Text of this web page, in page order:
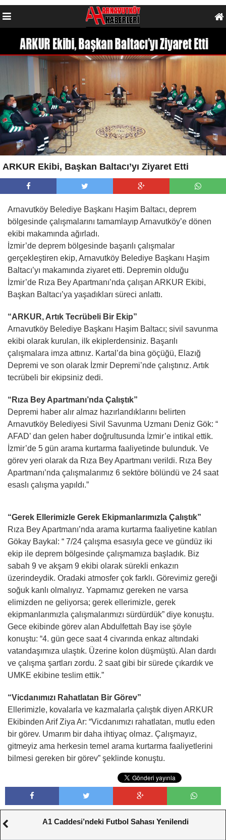
ARKUR Ekibi, Başkan Baltacı’yı Ziyaret Etti
Arnavutköy Belediye Başkanı Haşim Baltacı, deprem
bölgesinde çalışmalarını tamamlayıp Arnavutköy’e dönen
ekibi makamında ağırladı.
İzmir’de deprem bölgesinde başarılı çalışmalar
gerçekleştiren ekip, Arnavutköy Belediye Başkanı Haşim
Baltacı’yı makamında ziyaret etti. Depremin olduğu
İzmir’de Rıza Bey Apartmanı’nda çalışan ARKUR Ekibi,
Başkan Baltacı’ya yaşadıkları süreci anlattı.
“ARKUR, Artık Tecrübeli Bir Ekip”
Arnavutköy Belediye Başkanı Haşim Baltacı; sivil savunma
ekibi olarak kurulan, ilk ekiplerdensiniz. Başarılı
çalışmalara imza attınız. Kartal’da bina göçüğü, Elazığ
Depremi ve son olarak İzmir Depremi’nde çalıştınız. Artık
tecrübeli bir ekipsiniz dedi.
“Rıza Bey Apartmanı’nda Çalıştık”
Depremi haber alır almaz hazırlandıklarını belirten
Arnavutköy Belediyesi Sivil Savunma Uzmanı Deniz Gök: “
AFAD’ dan gelen haber doğrultusunda İzmir’e intikal ettik.
İzmir’de 5 gün arama kurtarma faaliyetinde bulunduk. Ve
görev yeri olarak da Rıza Bey Apartmanı verildi. Rıza Bey
Apartmanı’nda çalışmalarımız 6 sektöre bölündü ve 24 saat
esaslı çalışma yapıldı.”
“Gerek Ellerimizle Gerek Ekipmanlarımızla Çalıştık”
Rıza Bey Apartmanı’nda arama kurtarma faaliyetine katılan
Gökay Baykal: “ 7/24 çalışma esasıyla gece ve gündüz iki
ekip ile deprem bölgesinde çalışmamıza başladık. Biz
sabah 9 ve akşam 9 ekibi olarak sürekli enkazın
üzerindeydik. Oradaki atmosfer çok farklı. Görevimiz gereği
soğuk kanlı olmalıyız. Yapmamız gereken ne varsa
elimizden ne geliyorsa; gerek ellerimizle, gerek
ekipmanlarımızla çalışmalarımızı sürdürdük” diye konuştu.
Gece ekibinde görev alan Abdulfettah Bay ise şöyle
konuştu: “4. gün gece saat 4 civarında enkaz altındaki
vatandaşımıza ulaştık. Üzerine kolon düşmüştü. Alan dardı
ve çalışma şartları zordu. 2 saat gibi bir sürede çıkardık ve
UMKE ekibine teslim ettik.”
“Vicdanımızı Rahatlatan Bir Görev”
Ellerimizle, kovalarla ve kazmalarla çalıştık diyen ARKUR
Ekibinden Arif Ziya Ar: “Vicdanımızı rahatlatan, mutlu eden
bir görev. Umarım bir daha ihtiyaç olmaz. Çalışmayız,
gitmeyiz ama herkesin temel arama kurtarma faaliyetlerini
bilmesi gereken bir görev” şeklinde konuştu.
A1 Caddesi’ndeki Futbol Sahası Yenilendi